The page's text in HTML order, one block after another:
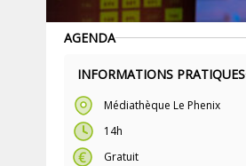
AGENDA
INFORMATIONS PRATIQUES
Médiathèque Le Phenix
14h
Gratuit